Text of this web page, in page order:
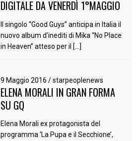
DIGITALE DA VENERDÌ 1°MAGGIO
Il singolo “Good Guys” anticipa in Italia il
nuovo album d’inediti di Mika “No Place
in Heaven” atteso per il […]
9 Maggio 2016/ starpeoplenews
ELENA MORALI IN GRAN FORMA
SU GQ
Elena Morali ex protagonista del
programma ‘La Pupa e il Secchione’,